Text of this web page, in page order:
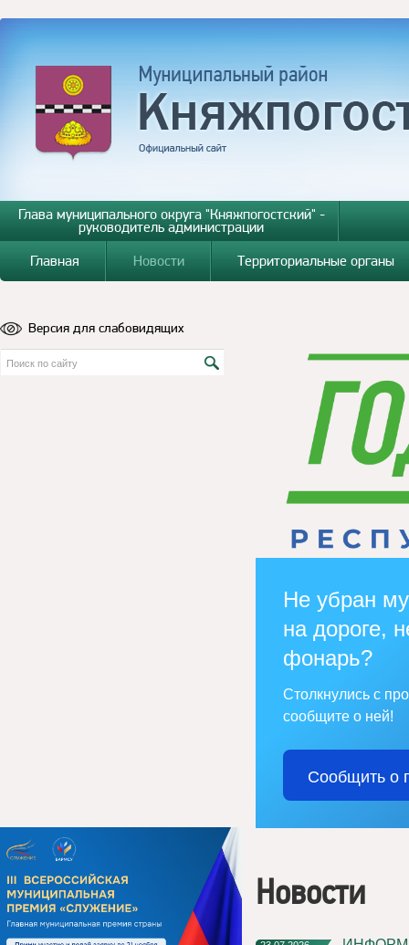
Глава муниципального округа "Княжпогостский" -
руководитель администрации
Главная
Новости Территориальные органы
Версия для слабовидящих
Не убран
на дороге,
фонарь?
Столкнулись с
сообщите о ней!
Сообщить о
Новости